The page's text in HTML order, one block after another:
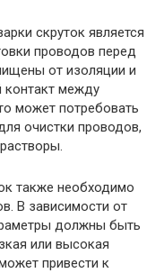
скруток является
проводов перед
от изоляции и
между
может потребовать
очистки проводов,
также необходимо
В зависимости от
должны быть
или высокая
привести к